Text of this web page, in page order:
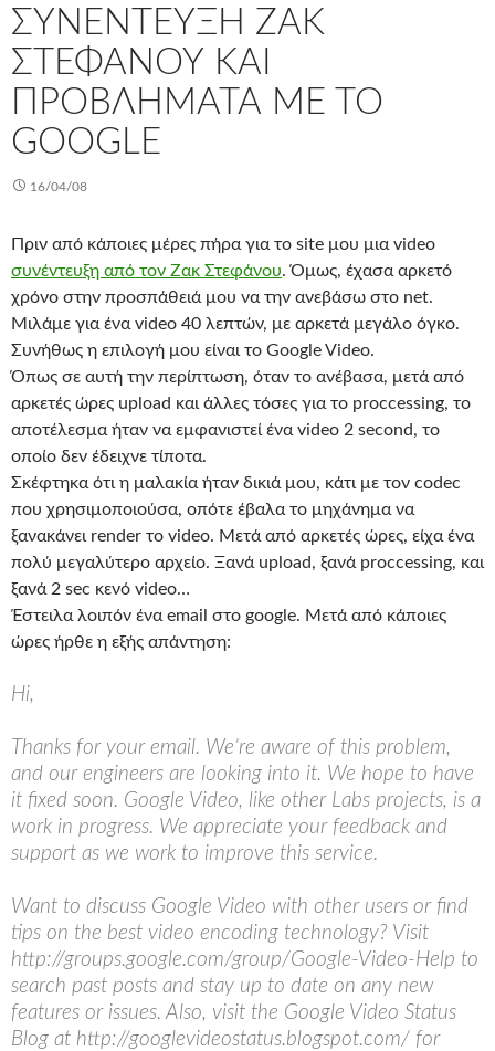
ΣΥΝΈΝΤΕΥΞΗ ΖΑΚ
ΣΤΕΦΆΝΟΥ ΚΑΙ
ΠΡΟΒΛΉΜΑΤΑ ΜΕ ΤΟ
GOOGLE
16/04/08
Πριν από κάποιες μέρες πήρα για το site μου μια video
συνέντευξη από τον Ζακ Στεφάνου. Όμως, έχασα αρκετό
χρόνο στην προσπάθειά μου να την ανεβάσω στο net.
Μιλάμε για ένα video 40 λεπτών, με αρκετά μεγάλο όγκο.
Συνήθως η επιλογή μου είναι το Google Video.
Όπως σε αυτή την περίπτωση, όταν το ανέβασα, μετά από
αρκετές ώρες upload και άλλες τόσες για το proccessing, το
αποτέλεσμα ήταν να εμφανιστεί ένα video 2 second, το
οποίο δεν έδειχνε τίποτα.
Σκέφτηκα ότι η μαλακία ήταν δικιά μου, κάτι με τον codec
που χρησιμοποιούσα, οπότε έβαλα το μηχάνημα να
ξανακάνει render το video. Μετά από αρκετές ώρες, είχα ένα
πολύ μεγαλύτερο αρχείο. Ξανά upload, ξανά proccessing, και
ξανά 2 sec κενό video…
Έστειλα λοιπόν ένα email στο google. Μετά από κάποιες
ώρες ήρθε η εξής απάντηση:
Hi,
Thanks for your email. We’re aware of this problem,
and our engineers are looking into it. We hope to have
it fixed soon. Google Video, like other Labs projects, is a
work in progress. We appreciate your feedback and
support as we work to improve this service.
Want to discuss Google Video with other users or find
tips on the best video encoding technology? Visit
http://groups.google.com/group/Google-Video-Help to
search past posts and stay up to date on any new
features or issues. Also, visit the Google Video Status
Blog at http://googlevideostatus.blogspot.com/ for